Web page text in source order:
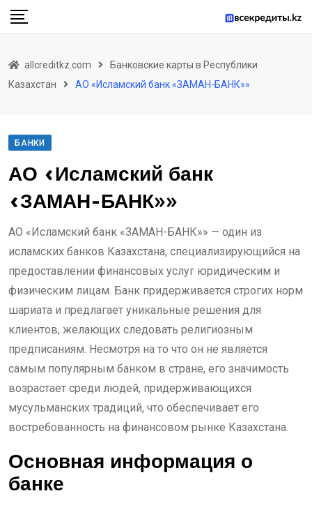
Skip
allcreditkz.com
Банковские карты в Республики
Казахстан
АО «Исламский банк «ЗАМАН-БАНК»»
БАНКИ
АО «Исламский банк
«ЗАМАН-БАНК»»
АО «Исламский банк «ЗАМАН-БАНК»» — один из
исламских банков Казахстана, специализирующийся на
предоставлении финансовых услуг юридическим и
физическим лицам. Банк придерживается строгих норм
шариата и предлагает уникальные решения для
клиентов, желающих следовать религиозным
предписаниям. Несмотря на то что он не является
самым популярным банком в стране, его значимость
возрастает среди людей, придерживающихся
мусульманских традиций, что обеспечивает его
востребованность на финансовом рынке Казахстана.
Основная информация о
банке